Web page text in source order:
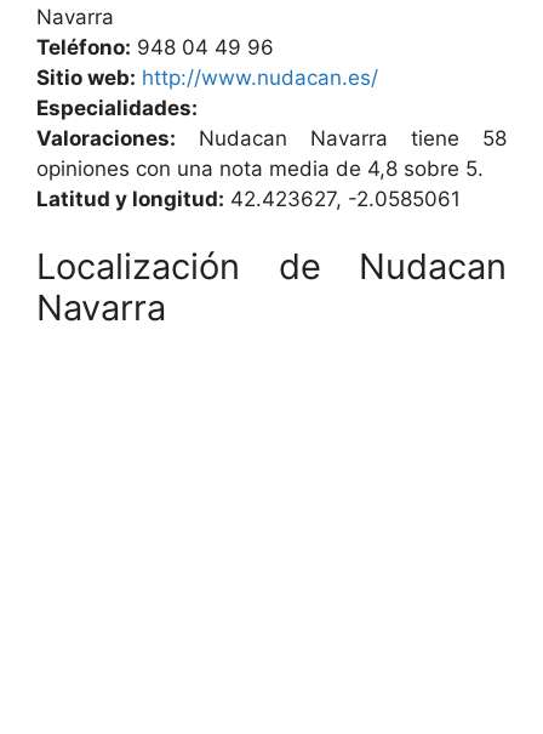
Navarra
Teléfono: 948 04 49 96
Sitio web: http://www.nudacan.es/
Especialidades:
Valoraciones: Nudacan Navarra tiene 58
opiniones con una nota media de 4,8 sobre 5.
Latitud y longitud: 42.423627, -2.0585061
Localización de Nudacan
Navarra